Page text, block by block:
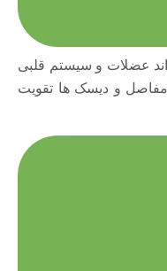
عضلات و سیستم قلبی
و دیسک ها تقویت